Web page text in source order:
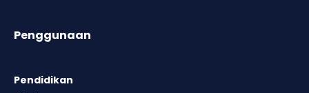
Penggunaan
Pendidikan